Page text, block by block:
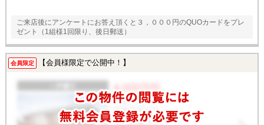
ご来店後にアンケートにお答え頂くと３，０００円のQUOカードをプレ
ゼント（1組様1回限り、後日郵送）
会員限定 【会員様限定で公開中！】